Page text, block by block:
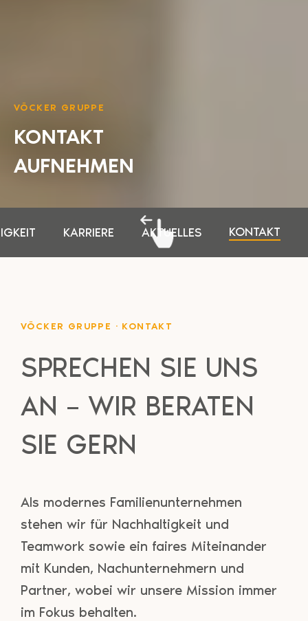
VÖCKER GRUPPE
KONTAKT
AUFNEHMEN
KARRIERE AKTUELLES KONTAKT
VÖCKER GRUPPE · KONTAKT
SPRECHEN SIE UNS
AN – WIR BERATEN
SIE GERN
Als modernes Familienunternehmen
stehen wir für Nachhaltigkeit und
Teamwork sowie ein faires Miteinander
mit Kunden, Nachunternehmern und
Partner, wobei wir unsere Mission immer
im Fokus behalten.